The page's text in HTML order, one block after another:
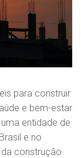
para construir
e bem-estar
entidade de
e no
construção